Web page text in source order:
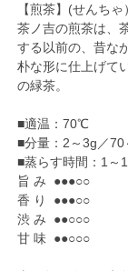
【煎茶】(せんち
茶ノ吉の煎茶は、
する以前の、昔な
朴な形に仕上げて
の緑茶。
■適温：70℃
■分量：2～3g／70
■蒸らす時間：1～
旨 み ●●●○○
香 り ●●●○○
渋 み ●●○○○
甘 味 ●●○○○